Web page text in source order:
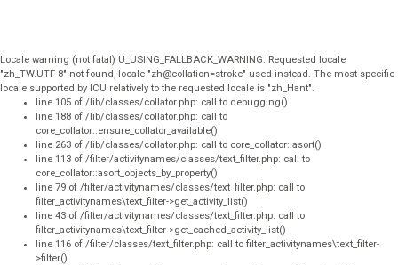
Locale warning (not fatal) U_USING_FALLBACK_WARNING: Requested locale
"zh_TW.UTF-8" not found, locale "zh@collation=stroke" used instead. The most specific
locale supported by ICU relatively to the requested locale is "zh_Hant".
line 105 of /lib/classes/collator.php: call to debugging()
line 188 of /lib/classes/collator.php: call to
core_collator::ensure_collator_available()
line 263 of /lib/classes/collator.php: call to core_collator::asort()
line 113 of /filter/activitynames/classes/text_filter.php: call to
core_collator::asort_objects_by_property()
line 79 of /filter/activitynames/classes/text_filter.php: call to
filter_activitynames\text_filter->get_activity_list()
line 43 of /filter/activitynames/classes/text_filter.php: call to
filter_activitynames\text_filter->get_cached_activity_list()
line 116 of /filter/classes/text_filter.php: call to filter_activitynames\text_filter-
>filter()